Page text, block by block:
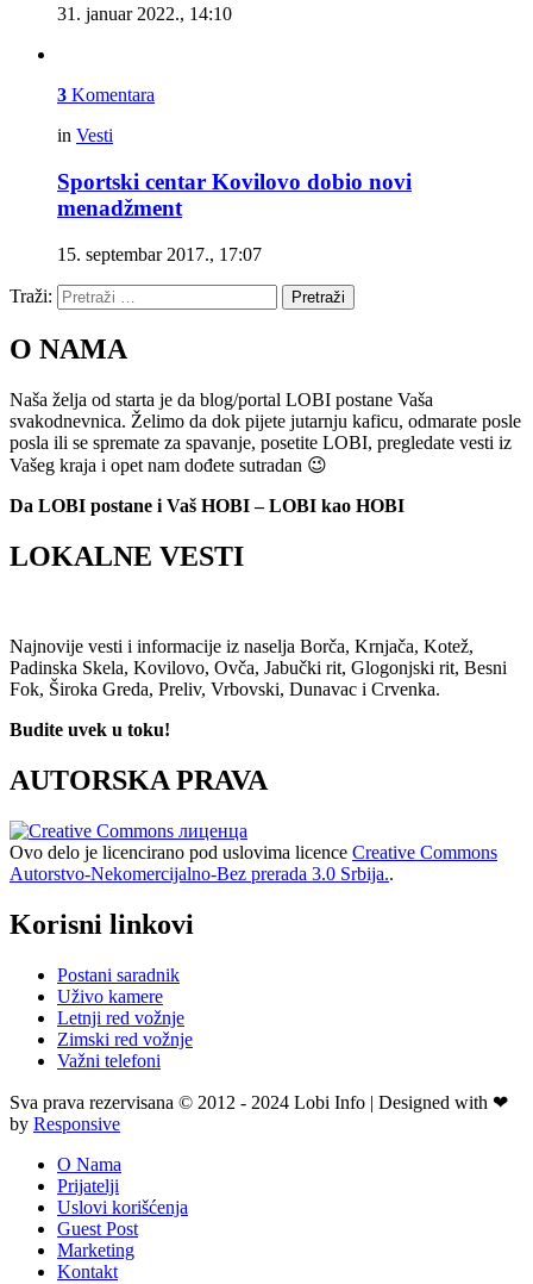
31. januar 2022., 14:10
3 Komentara
in Vesti
Sportski centar Kovilovo dobio novi
menadžment
15. septembar 2017., 17:07
Traži: Pretraži
O NAMA
Naša želja od starta je da blog/portal LOBI postane Vaša
svakodnevnica. Želimo da dok pijete jutarnju kaficu, odmarate posle
posla ili se spremate za spavanje, posetite LOBI, pregledate vesti iz
Vašeg kraja i opet nam dođete sutradan 😉
Da LOBI postane i Vaš HOBI – LOBI kao HOBI
LOKALNE VESTI
Najnovije vesti i informacije iz naselja Borča, Krnjača, Kotež,
Padinska Skela, Kovilovo, Ovča, Jabučki rit, Glogonjski rit, Besni
Fok, Široka Greda, Preliv, Vrbovski, Dunavac i Crvenka.
Budite uvek u toku!
AUTORSKA PRAVA
Ovo delo je licencirano pod uslovima licence Creative Commons
Autorstvo-Nekomercijalno-Bez prerada 3.0 Srbija..
Korisni linkovi
Postani saradnik
Uživo kamere
Letnji red vožnje
Zimski red vožnje
Važni telefoni
Sva prava rezervisana © 2012 - 2024 Lobi Info | Designed with ❤
by Responsive
O Nama
Prijatelji
Uslovi korišćenja
Guest Post
Marketing
Kontakt